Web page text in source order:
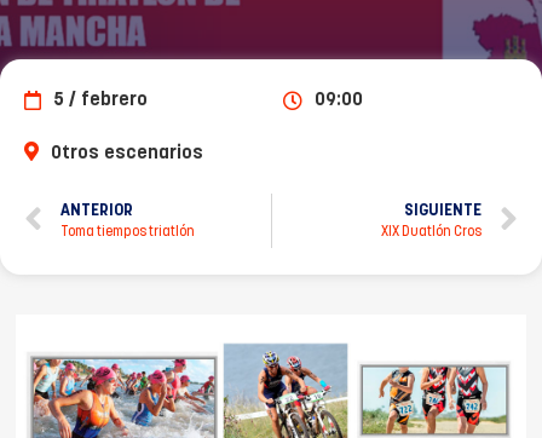
5 / febrero 09:00
Otros escenarios
ANTERIOR
Toma tiempos triatlón
SIGUIENTE
XIX Duatlón Cros